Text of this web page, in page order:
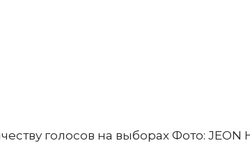
голосов на выборах Фото: JEON